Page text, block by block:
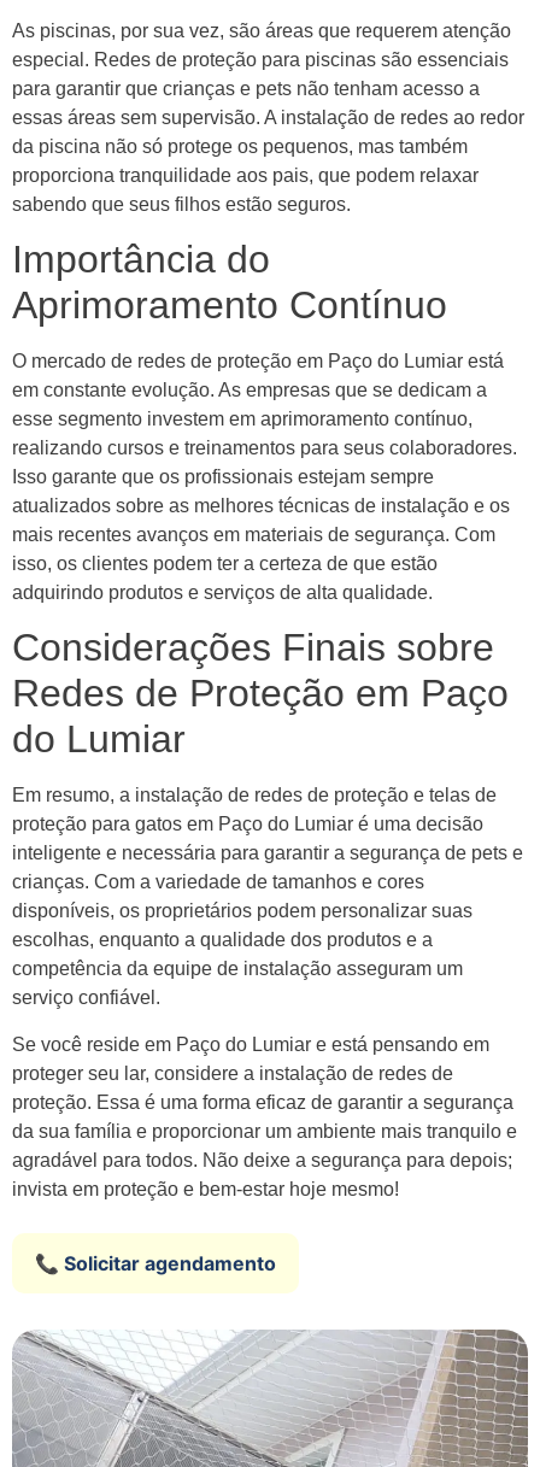
As piscinas, por sua vez, são áreas que requerem atenção
especial. Redes de proteção para piscinas são essenciais
para garantir que crianças e pets não tenham acesso a
essas áreas sem supervisão. A instalação de redes ao redor
da piscina não só protege os pequenos, mas também
proporciona tranquilidade aos pais, que podem relaxar
sabendo que seus filhos estão seguros.
Importância do
Aprimoramento Contínuo
O mercado de redes de proteção em Paço do Lumiar está
em constante evolução. As empresas que se dedicam a
esse segmento investem em aprimoramento contínuo,
realizando cursos e treinamentos para seus colaboradores.
Isso garante que os profissionais estejam sempre
atualizados sobre as melhores técnicas de instalação e os
mais recentes avanços em materiais de segurança. Com
isso, os clientes podem ter a certeza de que estão
adquirindo produtos e serviços de alta qualidade.
Considerações Finais sobre
Redes de Proteção em Paço
do Lumiar
Em resumo, a instalação de redes de proteção e telas de
proteção para gatos em Paço do Lumiar é uma decisão
inteligente e necessária para garantir a segurança de pets e
crianças. Com a variedade de tamanhos e cores
disponíveis, os proprietários podem personalizar suas
escolhas, enquanto a qualidade dos produtos e a
competência da equipe de instalação asseguram um
serviço confiável.
Se você reside em Paço do Lumiar e está pensando em
proteger seu lar, considere a instalação de redes de
proteção. Essa é uma forma eficaz de garantir a segurança
da sua família e proporcionar um ambiente mais tranquilo e
agradável para todos. Não deixe a segurança para depois;
invista em proteção e bem-estar hoje mesmo!
📞 Solicitar agendamento